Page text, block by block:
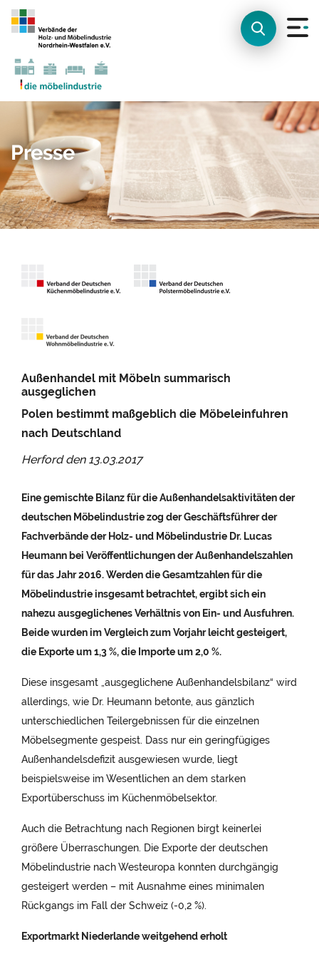
Presse
Außenhandel mit Möbeln summarisch
ausgeglichen
Polen bestimmt maßgeblich die Möbeleinfuhren
nach Deutschland
Herford den 13.03.2017
Eine gemischte Bilanz für die Außenhandelsaktivitäten der
deutschen Möbelindustrie zog der Geschäftsführer der
Fachverbände der Holz- und Möbelindustrie Dr. Lucas
Heumann bei Veröffentlichungen der Außenhandelszahlen
für das Jahr 2016. Werden die Gesamtzahlen für die
Möbelindustrie insgesamt betrachtet, ergibt sich ein
nahezu ausgeglichenes Verhältnis von Ein- und Ausfuhren.
Beide wurden im Vergleich zum Vorjahr leicht gesteigert,
die Exporte um 1,3 %, die Importe um 2,0 %.
Diese insgesamt „ausgeglichene Außenhandelsbilanz“ wird
allerdings, wie Dr. Heumann betonte, aus gänzlich
unterschiedlichen Teilergebnissen für die einzelnen
Möbelsegmente gespeist. Dass nur ein geringfügiges
Außenhandelsdefizit ausgewiesen wurde, liegt
beispielsweise im Wesentlichen an dem starken
Exportüberschuss im Küchenmöbelsektor.
Auch die Betrachtung nach Regionen birgt keinerlei
größere Überraschungen. Die Exporte der deutschen
Möbelindustrie nach Westeuropa konnten durchgängig
gesteigert werden – mit Ausnahme eines minimalen
Rückgangs im Fall der Schweiz (-0,2 %).
Exportmarkt Niederlande weitgehend erholt